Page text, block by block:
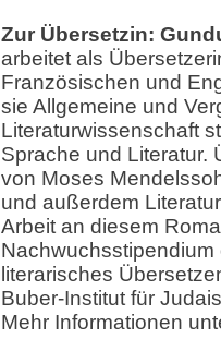
Zur Übersetzin:
arbeitet als
Französischen und
sie Allgemeine und
Literaturwissenschaft
Sprache und Literatur.
von Moses
und außerdem
Arbeit an diesem
literarisches
Buber-Institut für
Mehr Informationen